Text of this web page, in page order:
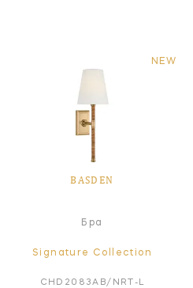
NEW
BASDEN
Бра
Signature Collection
CHD2083AB/NRT-L